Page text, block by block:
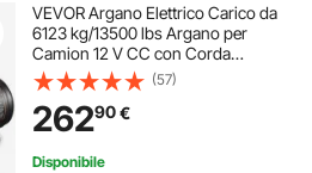
VEVOR Argano Elettrico Carico da
6123 kg/13500 lbs Argano per
Camion 12 V CC con Corda
Sintetica Φ9,5 mm x 24 m
Telecomando Senza FilI e Cablato,
Verricello Elettrico per Traino
Fuoristrada SUV Jeep
(57)
26290€
Disponibile